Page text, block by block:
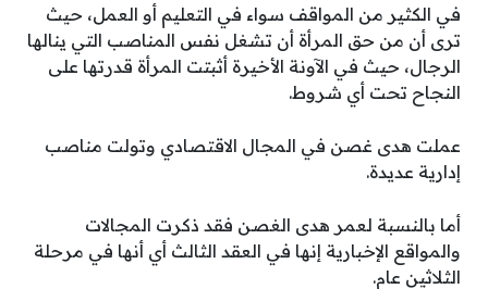
في الكثير من المواقف سواء في التعليم أو العمل، حيث
ترى أن من حق المرأة أن تشغل نفس المناصب التي ينالها
الرجال، حيث في الآونة الأخيرة أثبتت المرأة قدرتها على
النجاح تحت أي شروط.
عملت هدى غصن في المجال الاقتصادي وتولت مناصب
إدارية عديدة.
أما بالنسبة لعمر هدى الغصن فقد ذكرت المجالات
والمواقع الإخبارية إنها في العقد الثالث أي أنها في مرحلة
الثلاثين عام.